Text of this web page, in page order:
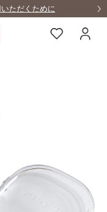
ただくために